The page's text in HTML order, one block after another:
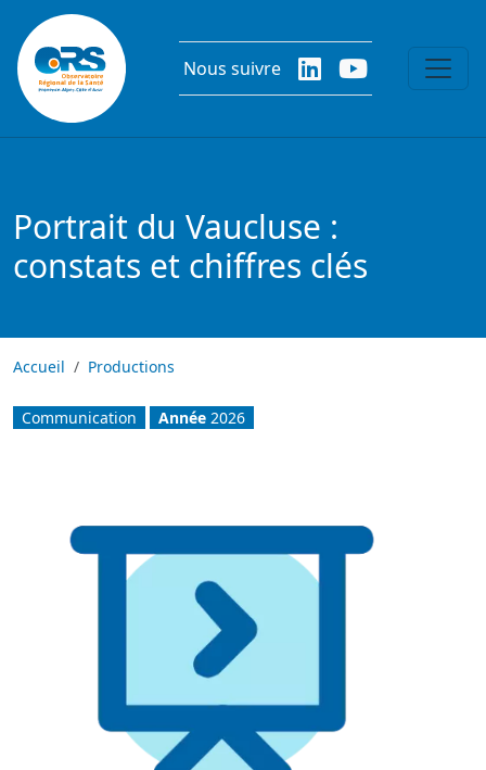
Aller au contenu principal
Nous suivre
Portrait du Vaucluse :
constats et chiffres clés
Accueil Productions
Communication Année 2026